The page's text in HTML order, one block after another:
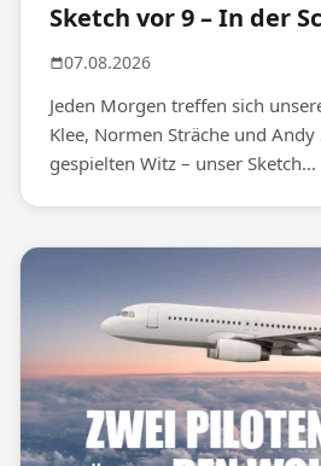
Sketch vor 9 – In der
07.08.2026
Jeden Morgen treffen sich
Klee, Normen Sträche und
gespielten Witz – unser Sketch...